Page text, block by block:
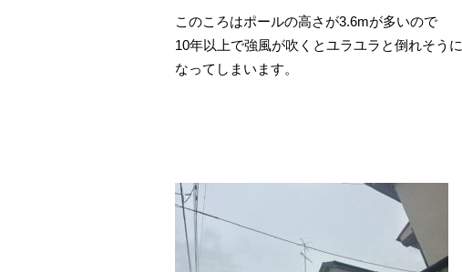
このころはポールの高さが3.6mが多いので
10年以上で強風が吹くとユラユラと倒れそうに
なってしまいます。